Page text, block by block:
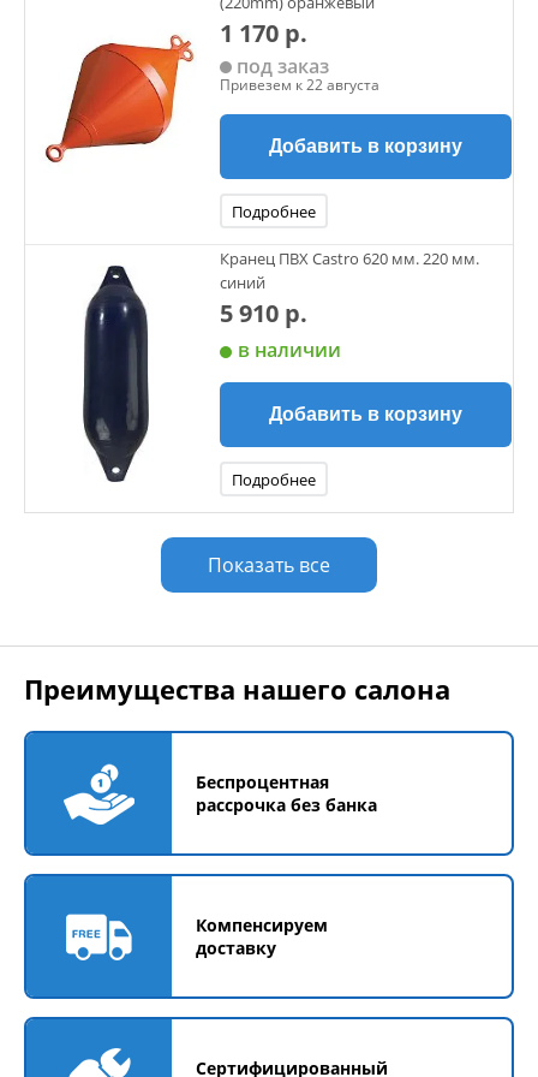
накачивание и не потребует замены в течение всего
срока службы. Кранцы имеют среднюю толщину боковин
от 3,8 до 4 мм для защиты от ударов, усилены ребрами и
оснащены веревочными проушинами. Взрывобезопасны.
Легкая очистка.
1 170 р.
под заказ
Привезем к 22 августа
Добавить в корзину
Подробнее
Кранец ПВХ Castro 620 мм. 220 мм.
синий
5 910 р.
в наличии
Добавить в корзину
Подробнее
Показать все
Преимущества нашего салона
Беспроцентная
рассрочка без банка
Компенсируем
доставку
Сертифицированный